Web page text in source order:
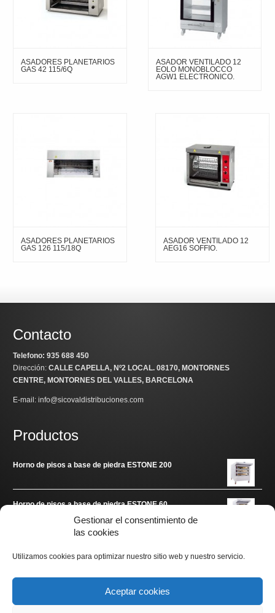
Gestionar el consentimiento de
las cookies
Utilizamos cookies para optimizar nuestro sitio web y nuestro servicio.
Aceptar cookies
ASADORES PLANETARIOS
GAS 42 115/6Q
ASADOR VENTILADO 12
EOLO MONOBLOCCO
AGW1 ELECTRONICO.
ASADORES PLANETARIOS
GAS 126 115/18Q
ASADOR VENTILADO 12
AEG16 SOFFIO.
Contacto
Telefono: 935 688 450
Dirección:CALLE CAPELLA, Nº2 LOCAL. 08170, MONTORNES
CENTRE, MONTORNES DEL VALLES, BARCELONA
E-mail: info@sicovaldistribuciones.com
Productos
Horno de pisos a base de piedra ESTONE 200
Horno de pisos a base de piedra ESTONE 60
Enlaces de interés
www.arditec.es